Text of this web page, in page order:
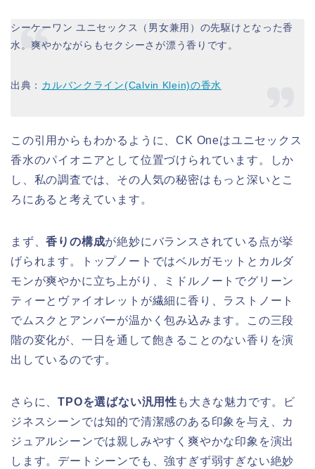
シーケーワン ユニセックス（男女兼用）の先駆けとなった香
水。爽やかながらもセクシーさが漂う香りです。
出典： カルバンクライン(Calvin Klein)の香水
この引用からもわかるように、CK Oneはユニセックス
香水のパイオニアとして位置づけられています。しか
し、私の調査では、その人気の秘密はもっと深いとこ
ろにあると考えています。
まず、香りの構成が絶妙にバランスされている点が挙
げられます。トップノートではベルガモットとカルダ
モンが爽やかに立ち上がり、ミドルノートでグリーン
ティーとヴァイオレットが繊細に香り、ラストノート
でムスクとアンバーが温かく包み込みます。この三段
階の変化が、一日を通して飽きることのない香りを演
出しているのです。
さらに、TPOを選ばない汎用性 も大きな魅力です。ビ
ジネスシーンでは知的で清潔感のある印象を与え、カ
ジュアルシーンでは親しみやすく爽やかな印象を演出
します。デートシーンでも、強すぎず弱すぎない絶妙